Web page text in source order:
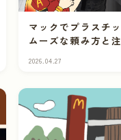
マックでプラスチ
ムーズな頼み方と
2026.04.27